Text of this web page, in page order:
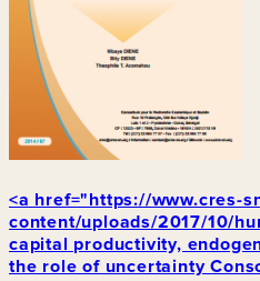
<a href="https://www.cres-
content/uploads/2017/10/
capital productivity,
the role of uncertainty